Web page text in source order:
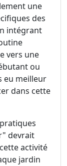
une
des
intégrant
vers une
ou
eu meilleur
dans cette
devrait
activité
jardin